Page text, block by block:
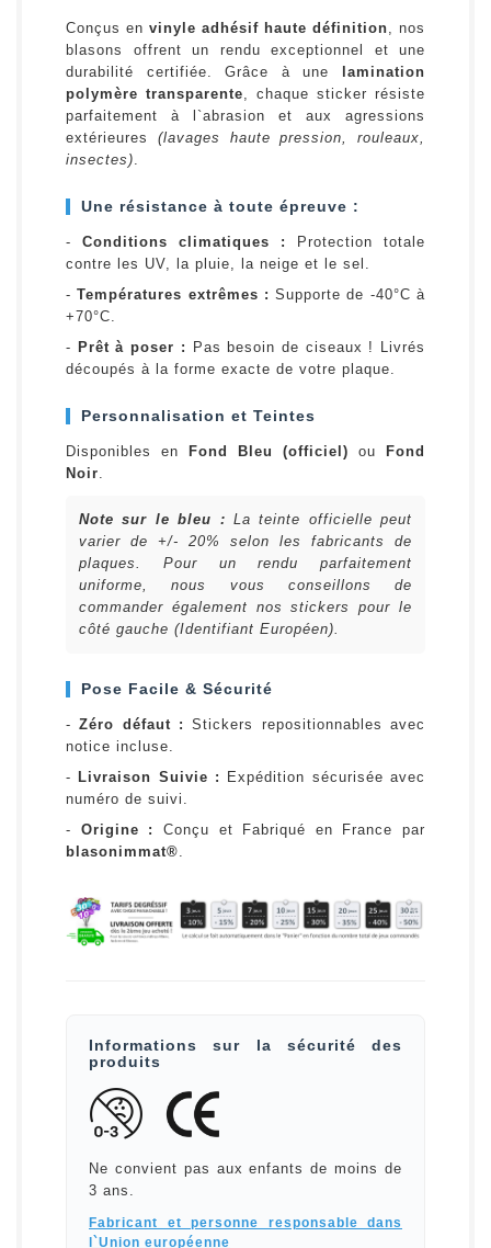
Conçus en vinyle adhésif haute définition, nos
blasons offrent un rendu exceptionnel et une
durabilité certifiée. Grâce à une
lamination
polymère transparente, chaque sticker résiste
parfaitement à l`abrasion et aux agressions
extérieures (lavages haute pression, rouleaux,
insectes).
Une résistance à toute épreuve :
- Conditions climatiques :
Protection totale
contre les UV, la pluie, la neige et le sel.
-Températures extrêmes : Supporte de -40°C à
+70°C.
- Prêt à poser :
Pas besoin de ciseaux ! Livrés
découpés à la forme exacte de votre plaque.
Personnalisation et Teintes
Disponibles en Fond Bleu (officiel) ou
Fond
Noir.
Note sur le bleu : La teinte officielle peut
varier de +/- 20% selon les fabricants de
plaques. Pour un rendu parfaitement
uniforme, nous vous conseillons de
commander également nos stickers pour le
côté gauche (Identifiant Européen).
Pose Facile & Sécurité
-Zéro défaut : Stickers repositionnables avec
notice incluse.
- Livraison Suivie :
Expédition sécurisée avec
numéro de suivi.
- Origine :
Conçu et Fabriqué en France par
blasonimmat®.
Informations sur la sécurité des
produits
Ne convient pas aux enfants de moins de
3 ans.
Fabricant et personne responsable dans
l`Union européenne